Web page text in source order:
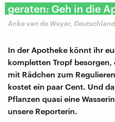
geraten: Geh in die
Anke van de Weyer,
In der Apotheke könnt ihr
kompletten Tropf besorgen,
mit Rädchen zum
kostet ein paar Cent. Und
Pflanzen quasi eine
unsere Reporterin.